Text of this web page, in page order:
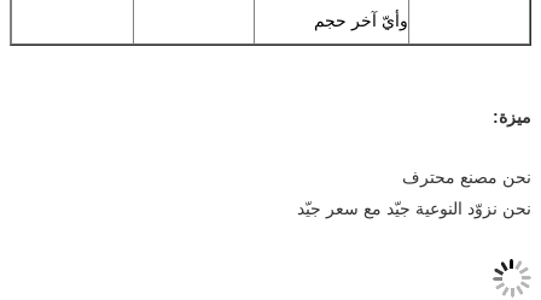
وأيّ آخر حجم
محترف
جيّد مع سعر جيّد